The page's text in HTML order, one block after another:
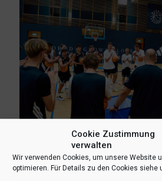
Cookie Zustimmung
verwalten
Wir verwenden Cookies, um unsere Website
optimieren. Für Details zu den Cookies siehe
Erlebnis Wagner-Academy! Lernen von